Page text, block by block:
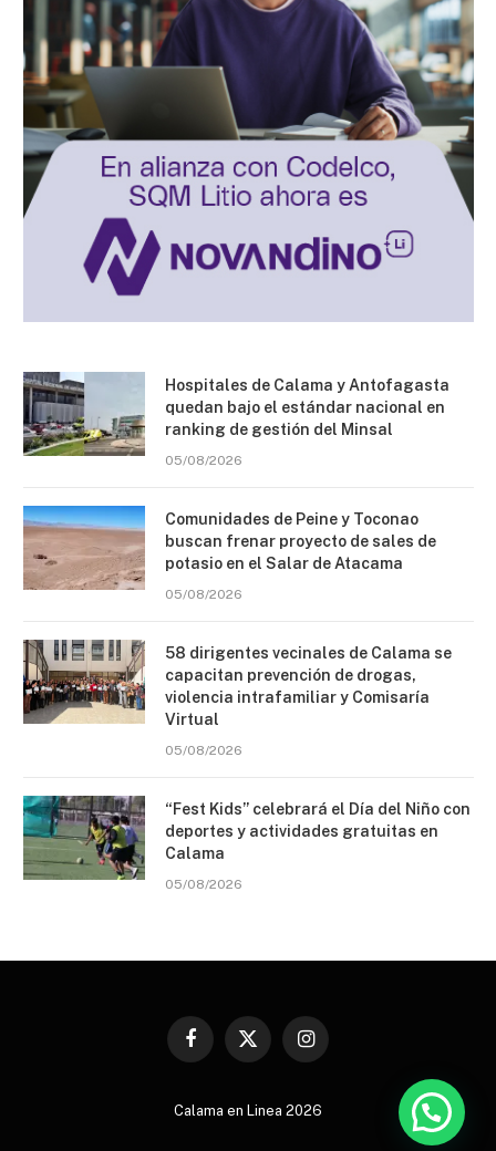
Hospitales de Calama y Antofagasta
quedan bajo el estándar nacional en
ranking de gestión del Minsal
05/08/2026
Comunidades de Peine y Toconao
buscan frenar proyecto de sales de
potasio en el Salar de Atacama
05/08/2026
58 dirigentes vecinales de Calama se
capacitan prevención de drogas,
violencia intrafamiliar y Comisaría
Virtual
05/08/2026
“Fest Kids” celebrará el Día del Niño con
deportes y actividades gratuitas en
Calama
05/08/2026
Facebook
X
Instagram
Calama en Linea 2026